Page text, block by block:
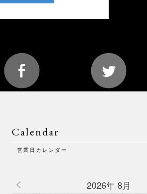
Calendar
営業日カレンダー
2026年 8月